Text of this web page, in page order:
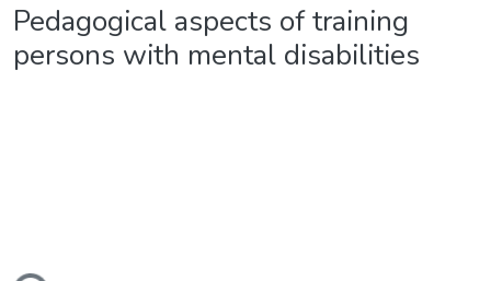
Pedagogical aspects of training
persons with mental disabilities